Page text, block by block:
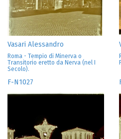
Vasari Alessandro
Roma - Tempio di Minerva o
Transitorio eretto da Nerva (nel I
Secolo).
F-N1027